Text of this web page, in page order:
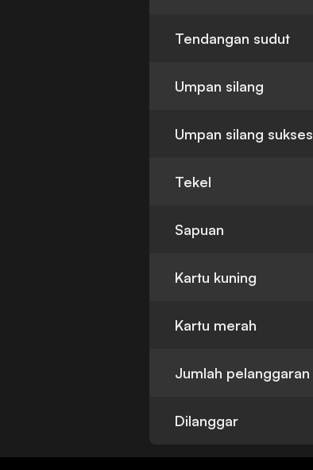
Tendangan sudut
Umpan silang
Umpan silang sukses
Tekel
Sapuan
Kartu kuning
Kartu merah
Jumlah pelanggaran
Dilanggar